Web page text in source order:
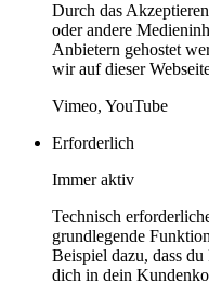
Durch das
oder andere
Anbietern gehostet
wir auf dieser
Vimeo, YouTube
Erforderlich
Immer aktiv
Technisch
grundlegende
Beispiel dazu, dass
dich in dein